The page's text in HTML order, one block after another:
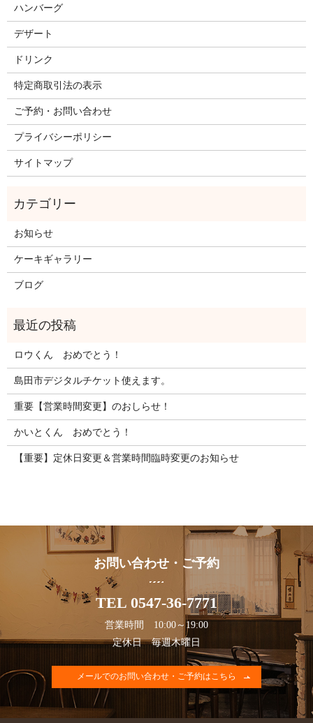
ハンバーグ
デザート
ドリンク
特定商取引法の表示
ご予約・お問い合わせ
プライバシーポリシー
サイトマップ
お知らせ
ケーキギャラリー
ブログ
ロウくん おめでとう！
島田市デジタルチケット使えます。
重要【営業時間変更】のおしらせ！
かいとくん おめでとう！
【重要】定休日変更＆営業時間臨時変更のお知らせ
お問い合わせ・ご予約
TEL 0547-36-7771
営業時間 10:00～19:00
定休日 毎週木曜日
メールでのお問い合わせ・ご予約はこちら